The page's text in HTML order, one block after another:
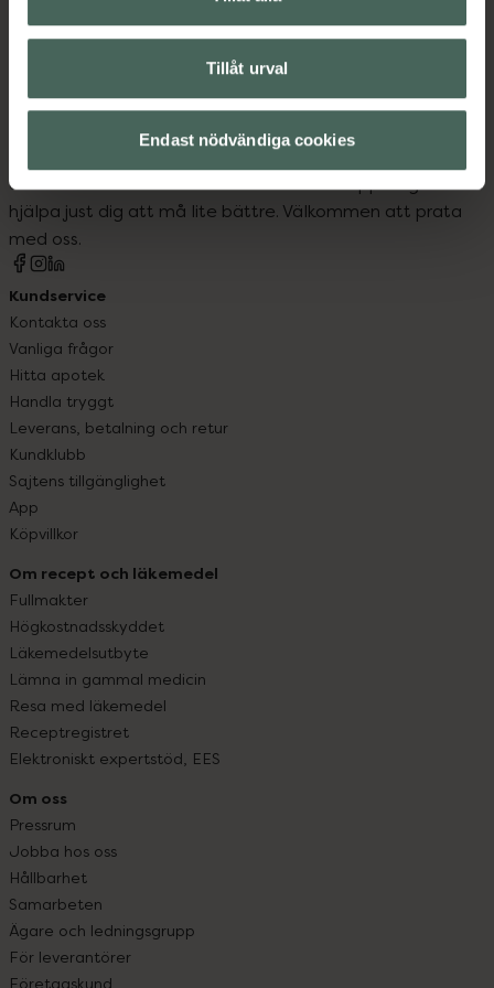
Tillåt urval
Endast nödvändiga cookies
syd till Lappland i norr, och online i mobilen och på
datorn. Oavsett vem du är så är det vårt uppdrag att
hjälpa just dig att må lite bättre. Välkommen att prata
med oss.
Kundservice
Kontakta oss
Vanliga frågor
Hitta apotek
Handla tryggt
Leverans, betalning och retur
Kundklubb
Sajtens tillgänglighet
App
Köpvillkor
Om recept och läkemedel
Fullmakter
Högkostnadsskyddet
Läkemedelsutbyte
Lämna in gammal medicin
Resa med läkemedel
Receptregistret
Elektroniskt expertstöd, EES
Om oss
Pressrum
Jobba hos oss
Hållbarhet
Samarbeten
Ägare och ledningsgrupp
För leverantörer
Företagskund